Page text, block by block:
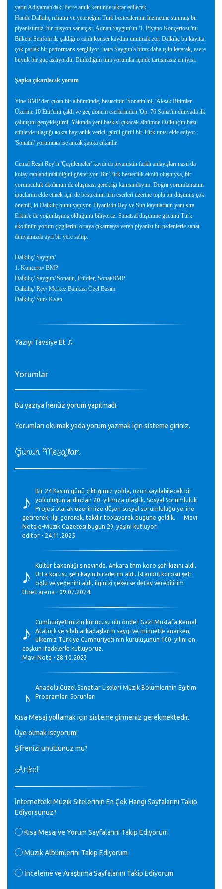
Günün Mesajları
♪
Bir 24 Kasım günü çıktığımız yolda, uzun sayılabilecek bir
yolculuğun ardından 20. yılımıza ulaştık. Sosyal Sorumluluk
Projesi olarak üzerimize düşen sosyal sorumluluğu yerine
getirerek, ilgi görerek, takdir toplayarak bugüne geldik. Mavi
Nota e-Müzik Gazetesi bugün 20. yaşını kutluyor.
editör - 24.11.2025
♪
Kültür bakanlığı sınavında. Ankara thm koro şefi kızını aldı.
Urfa korusu şefi kayın biraderini aldı. İstanbul korosu şefi
oğlu ve yeğenini aldı. ilginizi çekerse detay verebilirim
ttnet arena - 09.07.2024
♪
Cumhuriyetimizin kurucusu ulu önder Gazi Mustafa Kemal
Atatürk ve silah arkadaşlarını saygı ve minnetle anarken,
ülkemiz Türkiye Cumhuriyeti’nin kuruluşunun 100. yılını en
coşkun ifadelerle kutluyoruz.
Mavi Nota - 28.10.2023
♪
Anadolu Güzel Sanatlar Liseleri Müzik Bölümlerinin Eğitim
Programları Sorunları
♪
GEÇMİŞ OLSUN TÜRKİYE!
Mavi Nota - 07.02.2023
♪
30 yıl sonra karşılaşmak çok güzel Kurtuluş, teveccüh
M.Semih Baylan - 08.01.2023
♪
Değerli Müfit hocama en içten sevgi saygılarımı iletin
yaptım.1994 yılında derginin bu daldaki ödülüne layık
görülmüştüm evde yıllar sonra plaketi buldum hadi bir
de verdiği ödülü değerli hocam arşivinde fotoğraf larımız ile
Kısa Mesaj yollamak için sisteme girmeniz gerekmektedir.
Üye olmak istiyorum!
Şifrenizi unuttunuz mu?
Anket
İnternetteki Müzik Sitelerinin En Çok Hangi Sayfalarını Takip
Ediyorsunuz?
Kısa Mesaj ve Yorum Sayfalarını Takip Ediyorum
Müzik Albümlerini Takip Ediyorum
İnceleme ve Araştırma Sayfalarını Takip Ediyorum
yarın Adıyaman'daki Perre antik kentinde tekrar edilecek.
Hande Dalkılıç ruhunu ve yeteneğini Türk bestecilerinin hizmetine sunmuş bir
piyanistimiz, bir misyon sanatçısı. Adnan Saygun'un '1. Piyano Konçertosu'nu
Bilkent Senfoni ile çaldığı o canlı konser kaydını unutmak zor. Dalkılıç bu kayıtta,
çok parlak bir performans sergiliyor, hatta Saygun'a biraz daha ışıltı katarak, esere
büyük bir güç aşılıyordu. Dinlediğim tüm yorumlar içinde tartışmasız en iyisi.
Şapka çıkarılacak yorum
Yine BMP'den çıkan bir albümünde, bestecinin 'Sonatin'ini, 'Aksak Ritimler
Üzerine 10 Etüt'ünü çaldı ve geç dönem eserlerinden 'Op. 76 Sonat'ın dünyada ilk
çalınışını gerçekleştirdi. Yakında yeni baskısı çıkacak albümde Dalkılıç'ın bazı
etütlerde ulaştığı nokta hayranlık verici; gürül gürül bir Türk tınısı elde ediyor.
'Sonatin' yorumuna ise ancak şapka çıkarılır.
Cemal Reşit Rey'in 'Çeşitlemeler' kaydı da piyanistin farklı anlayışları nasıl da
kolay canlandırabildiğini gösteriyor. Bir Türk bestecilik ekolü oluştuysa, bir
yorumculuk ekolünün de oluşması gerektiği kanısındayım. Doğru yorumlamanın
ipuçlarını elde etmek için de bestecinin tüm eserleri üzerine toplu bir düşünüş çok
önemli, ki Dalkılıç bunu yapıyor. Piyanistin Rey ve Sun kayıtlarının yanı sıra
Erkin'e de yoğunlaşmış olduğunu biliyoruz. Sanatsal düşünme gücünü Türk
ekolünün yorum çizgilerini ortaya çıkarmaya veren piyanist bu nedenlerle sanat
dünyamızda ayrı bir yere sahip.
Dalkılıç/ Saygun/
1. Konçerto/ BMP
Dalkılıç/ Saygun/ Sonatin, Etüdler, Sonat/BMP
Dalkılıç/ Rey/ Merkez Bankası Özel Basım
Dalkılıç/ Sun/ Kalan
Yazıyı Tavsiye Et ♫
Yorumlar
Bu yazıya henüz yorum yapılmadı.
Yorumları okumak yada yorum yazmak için sisteme giriniz.